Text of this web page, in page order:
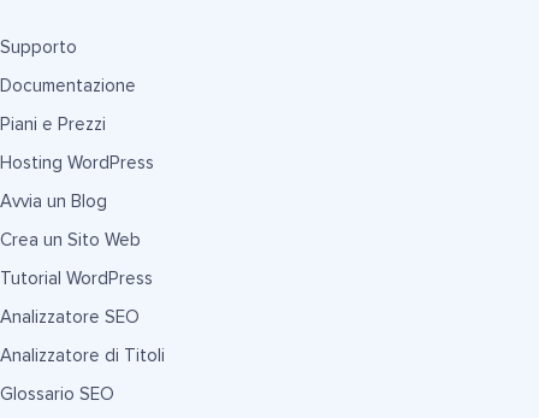
Supporto
Documentazione
Piani e Prezzi
Hosting WordPress
Avvia un Blog
Crea un Sito Web
Tutorial WordPress
Analizzatore SEO
Analizzatore di Titoli
Glossario SEO